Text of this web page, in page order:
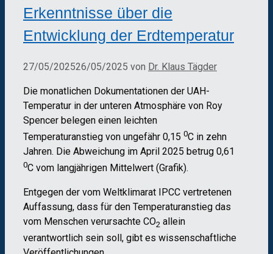
Erkenntnisse über die
Entwicklung der Erdtemperatur
27/05/202526/05/2025 von Dr. Klaus Tägder
Die monatlichen Dokumentationen der UAH-
Temperatur in der unteren Atmosphäre von Roy
Spencer belegen einen leichten
Temperaturanstieg von ungefähr 0,15 0C in zehn
Jahren. Die Abweichung im April 2025 betrug 0,61
0C vom langjährigen Mittelwert (Grafik).
Entgegen der vom Weltklimarat IPCC vertretenen
Auffassung, dass für den Temperaturanstieg das
vom Menschen verursachte CO2 allein
verantwortlich sein soll, gibt es wissenschaftliche